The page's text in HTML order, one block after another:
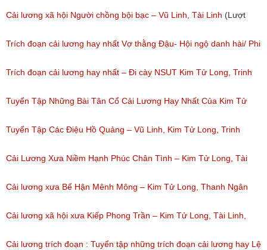
Cải lương xã hội Người chồng bội bạc – Vũ Linh, Tài Linh (Lượt
nghe: 473)
Trích đoạn cải lương hay nhất Vợ thằng Đậu- Hội ngộ danh hài/ Phi
Nhung, NSUT Kim Tử Long, Bảo Chung
(Lượt nghe: 165)
Trích đoạn cải lương hay nhất – Đi cày NSUT Kim Tử Long, Trinh
Trinh/ Chương trình Hội Ngộ Danh Hài tập 08( ngày 18/02/2017)
(Lượt nghe: 46)
Tuyển Tập Những Bài Tân Cổ Cải Lương Hay Nhất Của Kim Tử
Long
(Lượt nghe: 271)
Tuyển Tập Các Điệu Hồ Quảng – Vũ Linh, Kim Tử Long, Trinh
Trinh, Vũ Luân, Phượng Mai
(Lượt nghe: 330)
Cải Lương Xưa Niềm Hạnh Phúc Chân Tình – Kim Tử Long, Tài
Linh, Thanh Ngân
(Lượt nghe: 378)
Cải lương xưa Bể Hận Mênh Mông – Kim Tử Long, Thanh Ngân
(Lượt nghe: 105)
Cải lương xã hội xưa Kiếp Phong Trần – Kim Tử Long, Tài Linh,
Thoại Mỹ
Cải lương trích đoạn : Tuyển tập những trích đoạn cải lương hay Lệ